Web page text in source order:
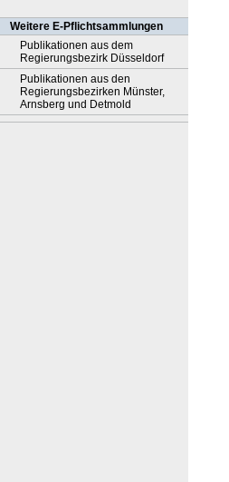
Weitere E-Pflichtsammlungen
Publikationen aus dem
Regierungsbezirk Düsseldorf
Publikationen aus den
Regierungsbezirken Münster,
Arnsberg und Detmold